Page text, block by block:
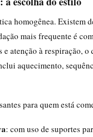
homogênea. Existem
mais frequente é
e atenção à respiração,
aquecimento,
para quem está
: com uso de suportes